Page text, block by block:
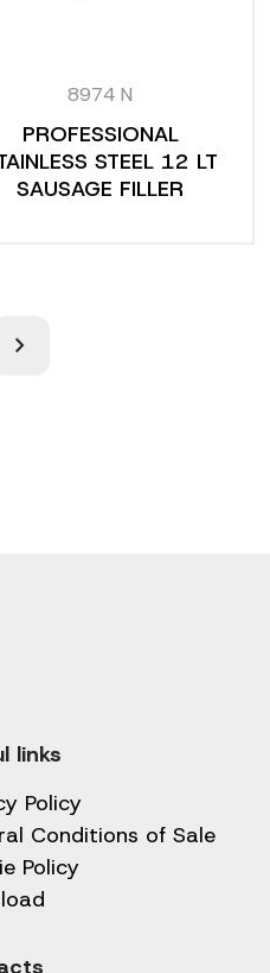
8974 N
PROFESSIONAL
STEEL 12 LT
SAUSAGE FILLER
chevron_right
links
Policy
Conditions of Sale
Policy